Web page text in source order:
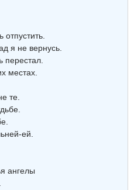
я не вернусь.
местах.
те.
ей.
ангелы